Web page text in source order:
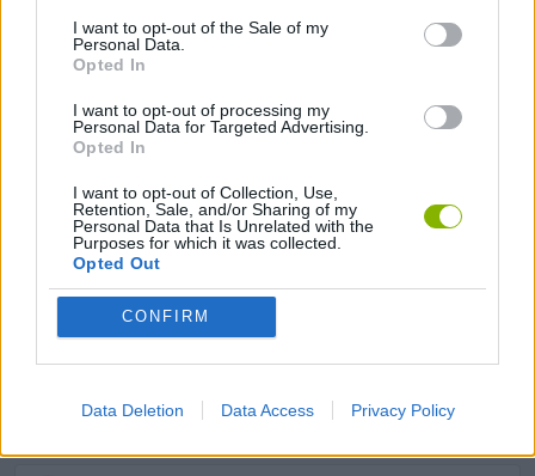
I want to opt-out of the Sale of my
Personal Data.
Opted In
I want to opt-out of processing my
Personal Data for Targeted Advertising.
Opted In
I want to opt-out of Collection, Use,
Retention, Sale, and/or Sharing of my
Personal Data that Is Unrelated with the
Purposes for which it was collected.
Opted Out
CONFIRM
Data Deletion Data Access Privacy Policy
JOGOS DE AÇÃO
JOGOS DE HABILIDADE
JOGOS DE LUTA E COMBATE
JOGOS DE ANIMAÇÃO E MANGA
JOGOS DE BLEACH